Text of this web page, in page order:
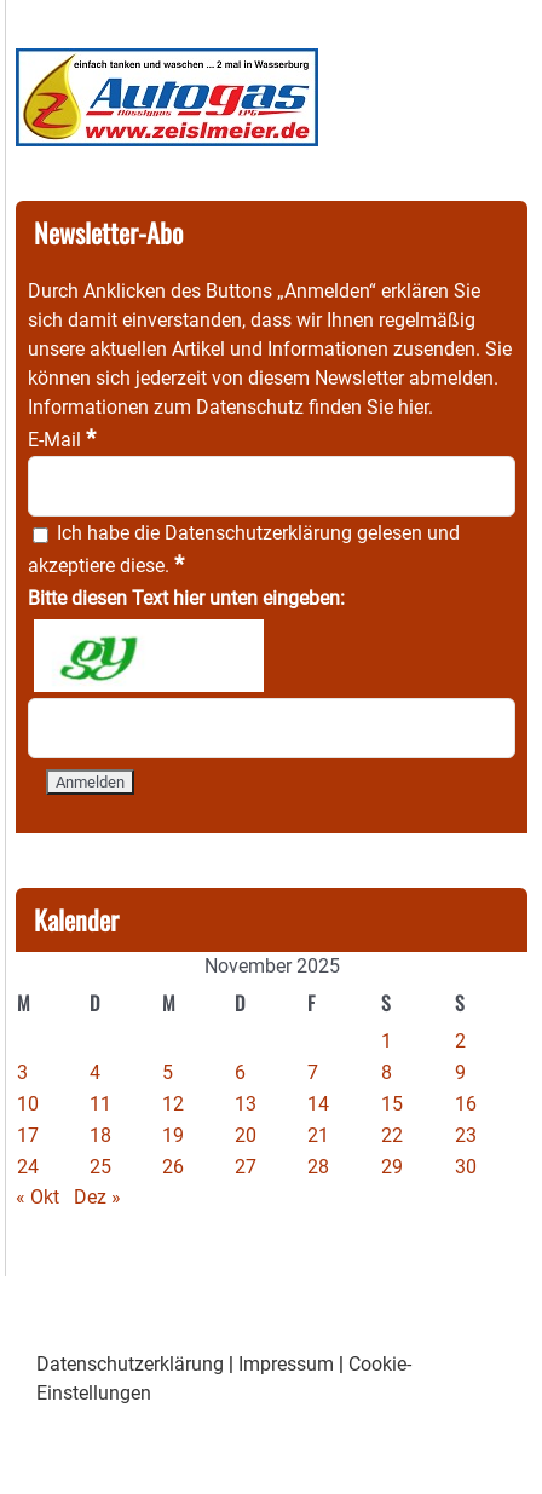
Newsletter-Abo
Durch Anklicken des Buttons „Anmelden“ erklären Sie
sich damit einverstanden, dass wir Ihnen regelmäßig
unsere aktuellen Artikel und Informationen zusenden. Sie
können sich jederzeit von diesem Newsletter abmelden.
Informationen zum Datenschutz finden Sie hier.
E-Mail *
Ich habe die Datenschutzerklärung gelesen und
akzeptiere diese. *
Bitte diesen Text hier unten eingeben:
Kalender
November 2025
M D M D F S S
1
2
3
4 5 6 7 8
9
10
11 12 13 14 15
16
17
18 19 20 21 22
23
24
25 26 27 28 29
30
« Okt
Dez »
Datenschutzerklärung Impressum
Cookie-
Einstellungen